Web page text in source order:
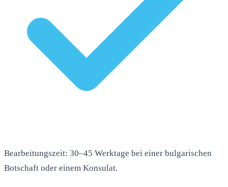
Bearbeitungszeit: 30–45 Werktage bei einer bulgarischen
Botschaft oder einem Konsulat.